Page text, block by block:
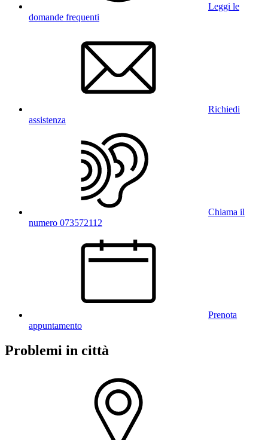
Leggi le
domande frequenti
Richiedi
assistenza
Chiama il
numero 073572112
Prenota
appuntamento
Problemi in città